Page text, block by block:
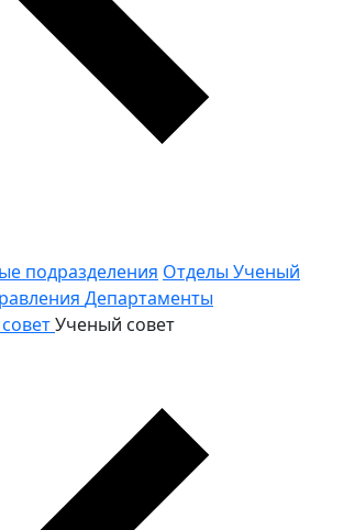
подразделения Отделы Ученый
Департаменты
Ученый совет